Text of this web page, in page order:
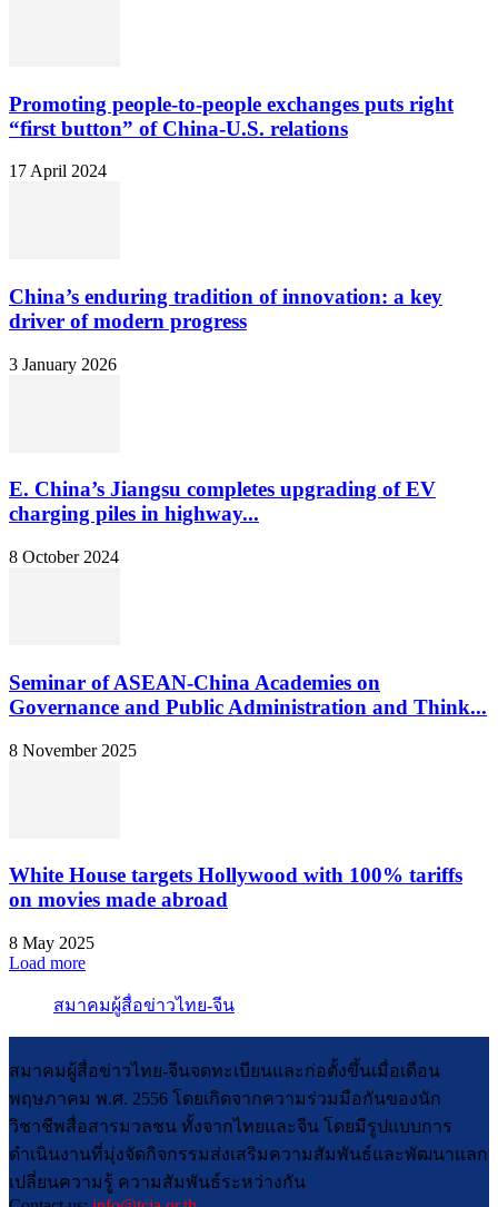
Promoting people-to-people exchanges puts right
“first button” of China-U.S. relations
17 April 2024
China’s enduring tradition of innovation: a key
driver of modern progress
3 January 2026
E. China’s Jiangsu completes upgrading of EV
charging piles in highway...
8 October 2024
Seminar of ASEAN-China Academies on
Governance and Public Administration and Think...
8 November 2025
White House targets Hollywood with 100% tariffs
on movies made abroad
8 May 2025
Load more
สมาคมผู้สื่อข่าวไทย-จีน
สมาคมผู้สื่อข่าวไทย-จีนจดทะเบียนและก่อตั้งขึ้นเมื่อเดือน
พฤษภาคม พ.ศ. 2556 โดยเกิดจากความร่วมมือกันของนัก
วิชาชีพสื่อสารมวลชน ทั้งจากไทยและจีน โดยมีรูปแบบการ
ดำเนินงานที่มุ่งจัดกิจกรรมส่งเสริมความสัมพันธ์และพัฒนาแลก
เปลี่ยนความรู้ ความสัมพันธ์ระหว่างกัน